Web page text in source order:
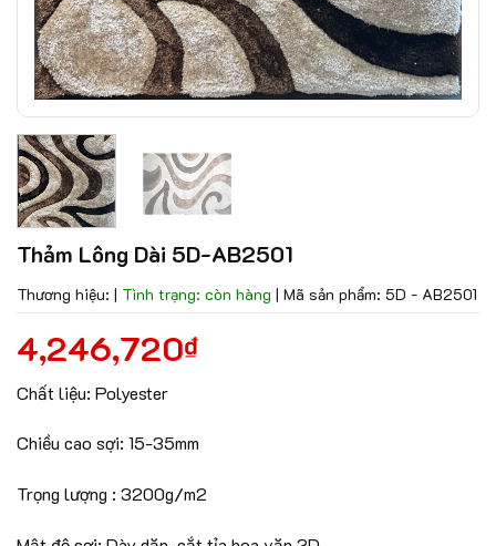
Thảm Lông Dài 5D-AB2501
Thương hiệu: | Tình trạng: còn hàng | Mã sản phẩm: 5D - AB2501
4,246,720₫
Chất liệu: Polyester
Chiều cao sợi: 15-35mm
Trọng lượng : 3200g/m2